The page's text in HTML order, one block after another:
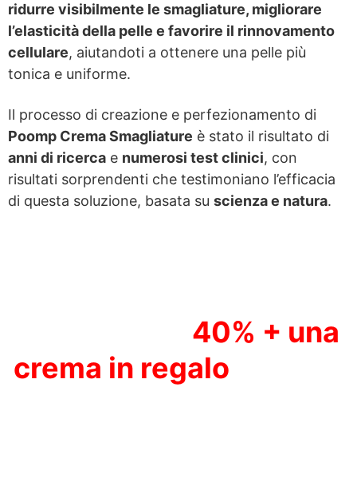
ridurre visibilmente le smagliature, migliorare
l’elasticità della pelle e favorire il rinnovamento
cellulare, aiutandoti a ottenere una pelle più
tonica e uniforme.
Il processo di creazione e perfezionamento di
Poomp Crema Smagliature è stato il risultato di
anni di ricerca e numerosi test clinici, con
risultati sorprendenti che testimoniano l’efficacia
di questa soluzione, basata su scienza e natura.
40% + una
crema in regalo